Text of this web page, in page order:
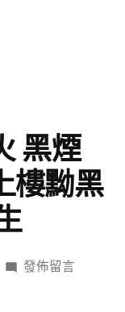
黑煙
樓黝黑
在
發佈留言